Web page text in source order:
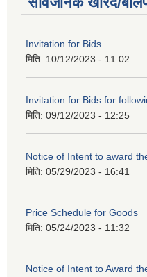
Invitation for Bids
मिति: 10/12/2023 - 11:02
Invitation for Bids for
मिति: 09/12/2023 - 12:25
Notice of Intent to award
मिति: 05/29/2023 - 16:41
Price Schedule for Goods
मिति: 05/24/2023 - 11:32
Notice of Intent to Award